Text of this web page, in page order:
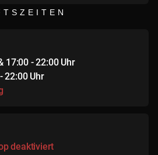
17:00 - 22:00 Uhr
22:00 Uhr
deaktiviert